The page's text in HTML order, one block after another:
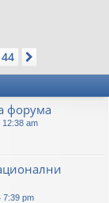
44
форума
am
7:39 pm